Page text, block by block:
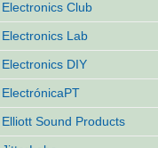
Electronics Club
Electronics Lab
Electronics DIY
ElectrónicaPT
Elliott Sound Products